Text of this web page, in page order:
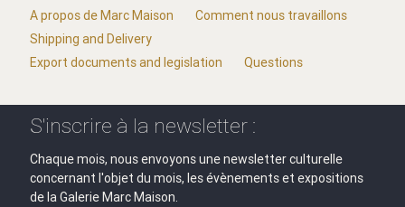
A propos de Marc Maison
Comment nous travaillons
Shipping and Delivery
Export documents and legislation
Questions
S'inscrire à la newsletter :
Chaque mois, nous envoyons une newsletter culturelle
concernant l'objet du mois, les évènements et expositions
de la Galerie Marc Maison.